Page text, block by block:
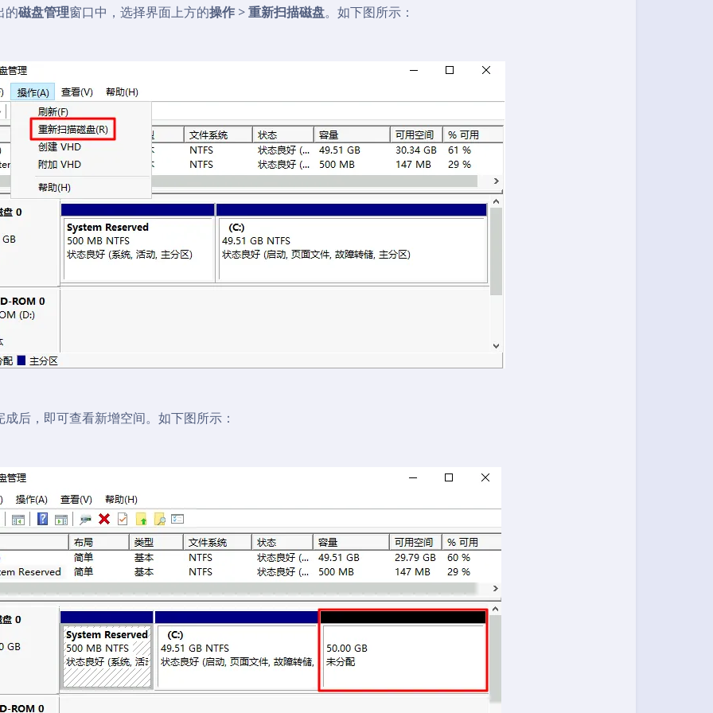
的磁盘管理窗口中，选择界面上方的操作 >重新扫描磁盘。如下图所示：
成后，即可查看新增空间。如下图所示：